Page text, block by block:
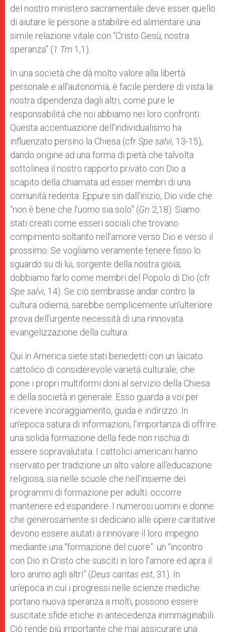
del nostro ministero sacramentale deve esser quello
di aiutare le persone a stabilire ed alimentare una
simile relazione vitale con “Cristo Gesù, nostra
speranza” (1 Tm 1,1).
In una società che dà molto valore alla libertà
personale e all’autonomia, è facile perdere di vista la
nostra dipendenza dagli altri, come pure le
responsabilità che noi abbiamo nei loro confronti.
Questa accentuazione dell’individualismo ha
influenzato persino la Chiesa (cfrSpe salvi, 13-15),
dando origine ad una forma di pietà che talvolta
sottolinea il nostro rapporto privato con Dio a
scapito della chiamata ad esser membri di una
comunità redenta. Eppure sin dall’inizio, Dio vide che
“non è bene che l’uomo sia solo” (Gn 2,18). Siamo
stati creati come esseri sociali che trovano
compimento soltanto nell’amore verso Dio e verso il
prossimo. Se vogliamo veramente tenere fisso lo
sguardo su di lui, sorgente della nostra gioia,
dobbiamo farlo come membri del Popolo di Dio (cfr
Spe salvi, 14). Se ciò sembrasse andar contro la
cultura odierna, sarebbe semplicemente un’ulteriore
prova dell’urgente necessità di una rinnovata
evangelizzazione della cultura.
Qui in America siete stati benedetti con un laicato
cattolico di considerevole varietà culturale, che
pone i propri multiformi doni al servizio della Chiesa
e della società in generale. Esso guarda a voi per
ricevere incoraggiamento, guida e indirizzo. In
un’epoca satura di informazioni, l’importanza di offrire
una solida formazione della fede non rischia di
essere sopravalutata. I cattolici americani hanno
riservato per tradizione un alto valore all’educazione
religiosa, sia nelle scuole che nell’insieme dei
programmi di formazione per adulti: occorre
mantenere ed espandere. I numerosi uomini e donne
che generosamente si dedicano alle opere caritative
devono essere aiutati a rinnovare il loro impegno
mediante una “formazione del cuore”: un “incontro
con Dio in Cristo che susciti in loro l’amore ed apra il
loro animo agli altri” (Deus caritas est, 31). In
un’epoca in cui i progressi nelle scienze mediche
portano nuova speranza a molti, possono essere
suscitate sfide etiche in antecedenza inimmaginabili.
Ciò rende più importante che mai assicurare una